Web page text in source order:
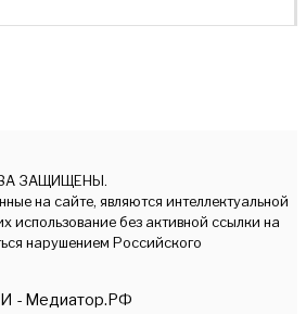
ЗАЩИЩЕНЫ.
на сайте, являются интеллектуальной
использование без активной ссылки на
нарушением Российского
- Медиатор.РФ